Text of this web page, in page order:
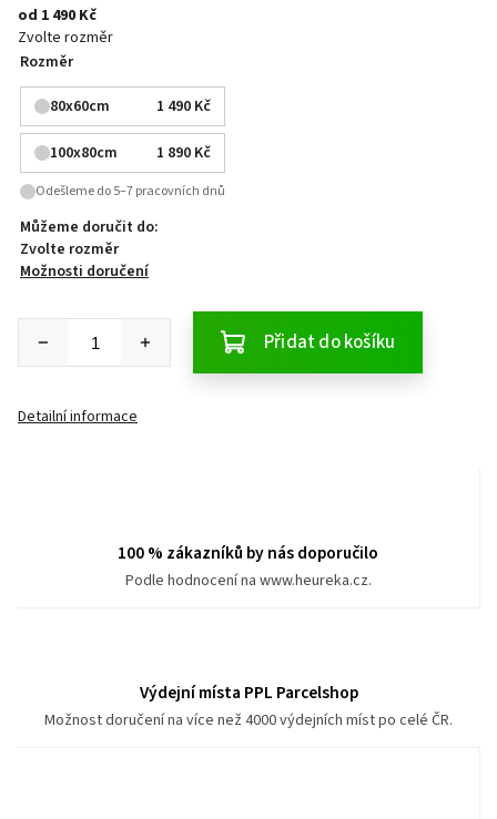
od 1 490 Kč
Zvolte rozměr
Rozměr
80x60cm
1 490 Kč
100x80cm 1 890 Kč
Odešleme do 5–7 pracovních dnů
Můžeme doručit do:
Zvolte rozměr
Možnosti doručení
Přidat do košíku
Detailní informace
100 % zákazníků by nás doporučilo
Podle hodnocení na www.heureka.cz.
Výdejní místa PPL Parcelshop
Možnost doručení na více než 4000 výdejních míst po celé ČR.